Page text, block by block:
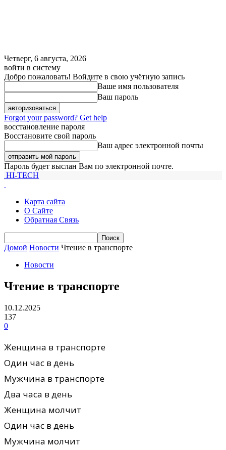
Четверг, 6 августа, 2026
войти в систему
Добро пожаловать! Войдите в свою учётную запись
Ваше имя пользователя
Ваш пароль
Forgot your password? Get help
восстановление пароля
Восстановите свой пароль
Ваш адрес электронной почты
Пароль будет выслан Вам по электронной почте.
HI-TECH
Карта сайта
О Сайте
Обратная Связь
Домой Новости Чтение в транспорте
Новости
Чтение в транспорте
10.12.2025
137
0
Женщина в транспорте
Один час в день
Мужчина в транспорте
Два часа в день
Женщина молчит
Один час в день
Мужчина молчит